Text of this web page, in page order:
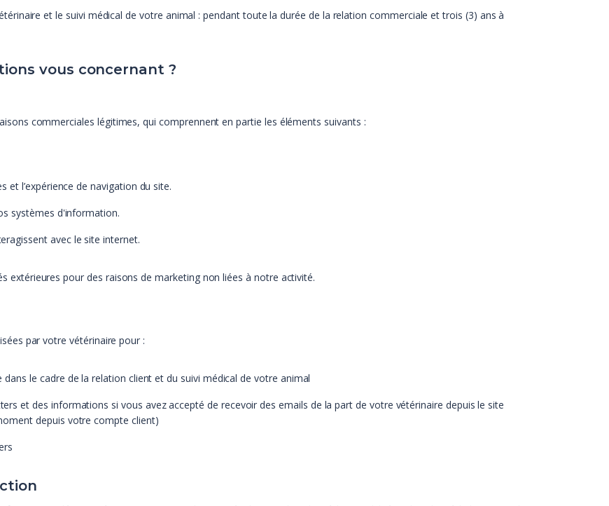
et le suivi médical de votre animal : pendant toute la durée de la relation commerciale et trois (3) ans à
vous concernant ?
commerciales légitimes, qui comprennent en partie les éléments suivants :
et l’expérience de navigation du site.
systèmes d'information.
avec le site internet.
extérieures pour des raisons de marketing non liées à notre activité.
par votre vétérinaire pour :
le cadre de la relation client et du suivi médical de votre animal
et des informations si vous avez accepté de recevoir des emails de la part de votre vétérinaire depuis le site
depuis votre compte client)